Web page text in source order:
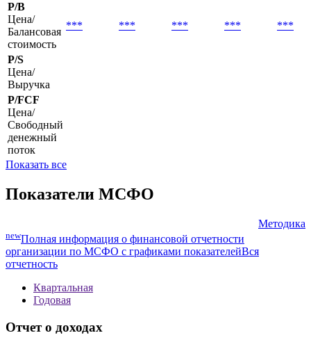
P/B
Цена/
Балансовая
стоимость
*** *** *** *** ***
P/S
Цена/
Выручка
P/FCF
Цена/
Свободный
денежный
поток
Показать все
Показатели МСФО
Методика
newПолная информация о финансовой отчетности
организации по МСФО с графиками показателейВся
отчетность
Квартальная
Годовая
Отчет о доходах